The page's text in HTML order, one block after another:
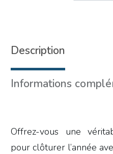
Description
Informations
Offrez-vous une
pour clôturer l’année